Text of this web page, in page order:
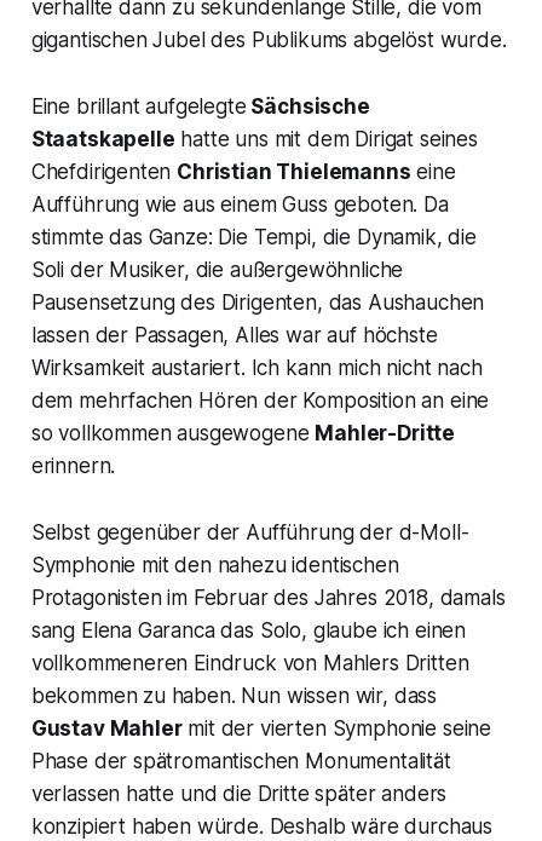
verhallte dann zu sekundenlange Stille, die vom
gigantischen Jubel des Publikums abgelöst wurde.
Eine brillant aufgelegte Sächsische
Staatskapelle hatte uns mit dem Dirigat seines
Chefdirigenten Christian Thielemanns eine
Aufführung wie aus einem Guss geboten. Da
stimmte das Ganze: Die Tempi, die Dynamik, die
Soli der Musiker, die außergewöhnliche
Pausensetzung des Dirigenten, das Aushauchen
lassen der Passagen, Alles war auf höchste
Wirksamkeit austariert. Ich kann mich nicht nach
dem mehrfachen Hören der Komposition an eine
so vollkommen ausgewogene Mahler- Dritte
erinnern.
Selbst gegenüber der Aufführung der d-Moll-
Symphonie mit den nahezu identischen
Protagonisten im Februar des Jahres 2018, damals
sang Elena Garanca das Solo, glaube ich einen
vollkommeneren Eindruck von Mahlers Dritten
bekommen zu haben. Nun wissen wir, dass
Gustav Mahlermit der vierten Symphonie seine
Phase der spätromantischen Monumentalität
verlassen hatte und die Dritte später anders
konzipiert haben würde. Deshalb wäre durchaus